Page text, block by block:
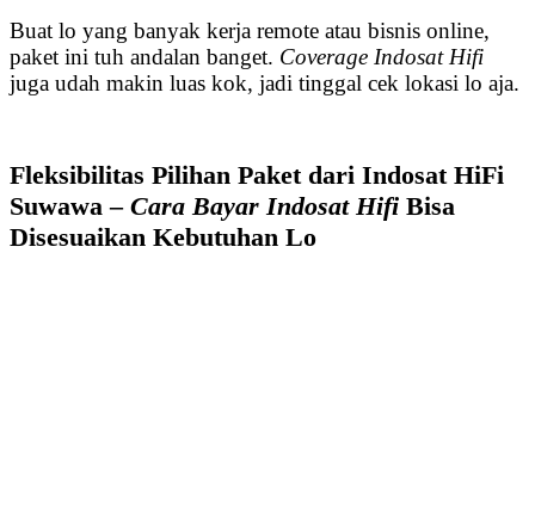
Buat lo yang banyak kerja remote atau bisnis online,
paket ini tuh andalan banget. Coverage Indosat Hifi
juga udah makin luas kok, jadi tinggal cek lokasi lo aja.
Fleksibilitas Pilihan Paket dari Indosat HiFi
Suwawa – Cara Bayar Indosat Hifi Bisa
Disesuaikan Kebutuhan Lo